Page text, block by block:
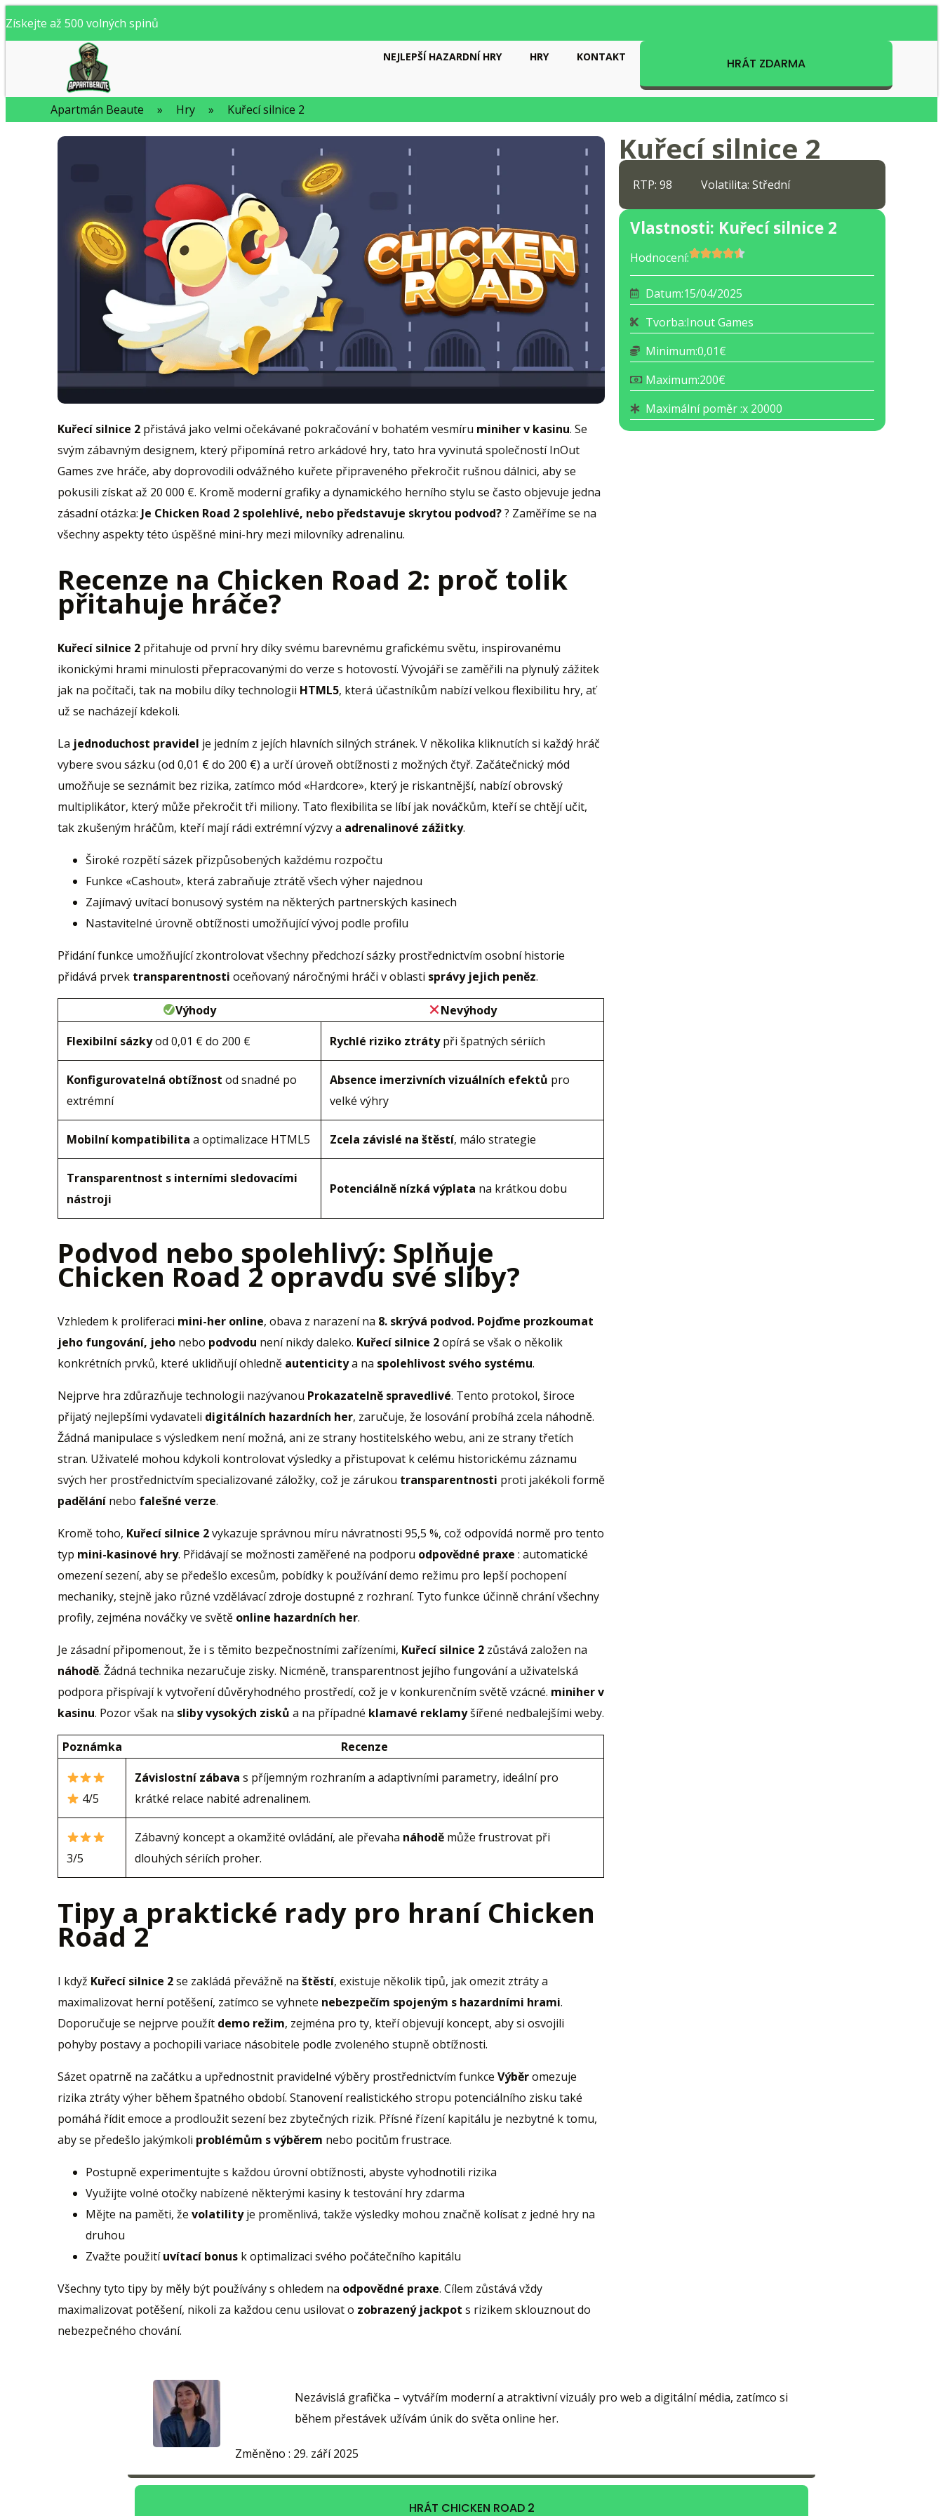
Získejte až 500 volných spinů
NEJLEPŠÍ HAZARDNÍ HRY HRY KONTAKT HRÁT ZDARMA
Apartmán Beaute » Hry » Kuřecí silnice 2
Kuřecí silnice 2 přistává jako velmi očekávané pokračování v bohatém vesmíru miniher v kasinu. Se
svým zábavným designem, který připomíná retro arkádové hry, tato hra vyvinutá společností InOut
Games zve hráče, aby doprovodili odvážného kuřete připraveného překročit rušnou dálnici, aby se
pokusili získat až 20 000 €. Kromě moderní grafiky a dynamického herního stylu se často objevuje jedna
zásadní otázka: Je Chicken Road 2 spolehlivé, nebo představuje skrytou podvod?? Zaměříme se na
všechny aspekty této úspěšné mini-hry mezi milovníky adrenalinu.
Recenze na Chicken Road 2: proč tolik
přitahuje hráče?
Kuřecí silnice 2 přitahuje od první hry díky svému barevnému grafickému světu, inspirovanému
ikonickými hrami minulosti přepracovanými do verze s hotovostí. Vývojáři se zaměřili na plynulý zážitek
jak na počítači, tak na mobilu díky technologii HTML5, která účastníkům nabízí velkou flexibilitu hry, ať
už se nacházejí kdekoli.
La jednoduchost pravidel je jedním z jejích hlavních silných stránek. V několika kliknutích si každý hráč
vybere svou sázku (od 0,01 € do 200 €) a určí úroveň obtížnosti z možných čtyř. Začátečnický mód
umožňuje se seznámit bez rizika, zatímco mód «Hardcore», který je riskantnější, nabízí obrovský
multiplikátor, který může překročit tři miliony. Tato flexibilita se líbí jak nováčkům, kteří se chtějí učit,
tak zkušeným hráčům, kteří mají rádi extrémní výzvy a adrenalinové zážitky.
Široké rozpětí sázek přizpůsobených každému rozpočtu
Funkce «Cashout», která zabraňuje ztrátě všech výher najednou
Zajímavý uvítací bonusový systém na některých partnerských kasinech
Nastavitelné úrovně obtížnosti umožňující vývoj podle profilu
Přidání funkce umožňující zkontrolovat všechny předchozí sázky prostřednictvím osobní historie
přidává prvek transparentnosti oceňovaný náročnými hráči v oblasti správy jejich peněz.
Výhody
Nevýhody
Flexibilní sázkyod 0,01 € do 200 € Rychlé riziko ztrátypři špatných sériích
Konfigurovatelná obtížnost od snadné po
extrémní
Absence imerzivních vizuálních efektů pro
velké výhry
Mobilní kompatibilita a optimalizace HTML5 Zcela závislé na štěstí, málo strategie
Transparentnost s interními sledovacími
nástroji
Potenciálně nízká výplata na krátkou dobu
Podvod nebo spolehlivý: Splňuje
Chicken Road 2 opravdu své sliby?
Vzhledem k proliferaci mini-her online, obava z narazení na 8. skrývá podvod. Pojďme prozkoumat
jeho fungování, jeho nebo podvodu není nikdy daleko. Kuřecí silnice 2opírá se však o několik
konkrétních prvků, které uklidňují ohledně autenticitya na spolehlivost svého systému.
Nejprve hra zdůrazňuje technologii nazývanou Prokazatelně spravedlivé. Tento protokol, široce
přijatý nejlepšími vydavateli digitálních hazardních her, zaručuje, že losování probíhá zcela náhodně.
Žádná manipulace s výsledkem není možná, ani ze strany hostitelského webu, ani ze strany třetích
stran. Uživatelé mohou kdykoli kontrolovat výsledky a přistupovat k celému historickému záznamu
svých her prostřednictvím specializované záložky, což je zárukou transparentnosti proti jakékoli formě
padělání nebo falešné verze.
Kromě toho, Kuřecí silnice 2vykazuje správnou míru návratnosti 95,5 %, což odpovídá normě pro tento
typ mini-kasinové hry. Přidávají se možnosti zaměřené na podporu odpovědné praxe : automatické
omezení sezení, aby se předešlo excesům, pobídky k používání demo režimu pro lepší pochopení
mechaniky, stejně jako různé vzdělávací zdroje dostupné z rozhraní. Tyto funkce účinně chrání všechny
profily, zejména nováčky ve světě online hazardních her.
Je zásadní připomenout, že i s těmito bezpečnostními zařízeními, Kuřecí silnice 2 zůstává založen na
náhodě. Žádná technika nezaručuje zisky. Nicméně, transparentnost jejího fungování a uživatelská
podpora přispívají k vytvoření důvěryhodného prostředí, což je v konkurenčním světě vzácné. miniher v
kasinu. Pozor však na sliby vysokých zisků a na případné klamavé reklamyšířené nedbalejšími weby.
Poznámka Recenze
4/5
Závislostní zábava s příjemným rozhraním a adaptivními parametry, ideální pro
krátké relace nabité adrenalinem.
3/5
Zábavný koncept a okamžité ovládání, ale převaha náhodě může frustrovat při
dlouhých sériích proher.
Tipy a praktické rady pro hraní Chicken
Road 2
I když Kuřecí silnice 2se zakládá převážně na štěstí, existuje několik tipů, jak omezit ztráty a
maximalizovat herní potěšení, zatímco se vyhnete nebezpečím spojeným s hazardními hrami.
Doporučuje se nejprve použít demo režim, zejména pro ty, kteří objevují koncept, aby si osvojili
pohyby postavy a pochopili variace násobitele podle zvoleného stupně obtížnosti.
Sázet opatrně na začátku a upřednostnit pravidelné výběry prostřednictvím funkce Výběromezuje
rizika ztráty výher během špatného období. Stanovení realistického stropu potenciálního zisku také
pomáhá řídit emoce a prodloužit sezení bez zbytečných rizik. Přísné řízení kapitálu je nezbytné k tomu,
aby se předešlo jakýmkoli problémům s výběrem nebo pocitům frustrace.
Postupně experimentujte s každou úrovní obtížnosti, abyste vyhodnotili rizika
Využijte volné otočky nabízené některými kasiny k testování hry zdarma
Mějte na paměti, že volatilityje proměnlivá, takže výsledky mohou značně kolísat z jedné hry na
druhou
Zvažte použitíuvítací bonus k optimalizaci svého počátečního kapitálu
Všechny tyto tipy by měly být používány s ohledem na odpovědné praxe. Cílem zůstává vždy
maximalizovat potěšení, nikoli za každou cenu usilovat o zobrazený jackpot s rizikem sklouznout do
nebezpečného chování.
Kuřecí silnice 2
RTP: 98 Volatilita: Střední
Vlastnosti: Kuřecí silnice 2
Hodnocení:
Datum:15/04/2025
Tvorba:Inout Games
Minimum:0,01€
Maximum:200€
Maximální poměr :x 20000
Nezávislá grafička – vytvářím moderní a atraktivní vizuály pro web a digitální média, zatímco si
během přestávek užívám únik do světa online her.
Změněno : 29. září 2025
HRÁT CHICKEN ROAD 2